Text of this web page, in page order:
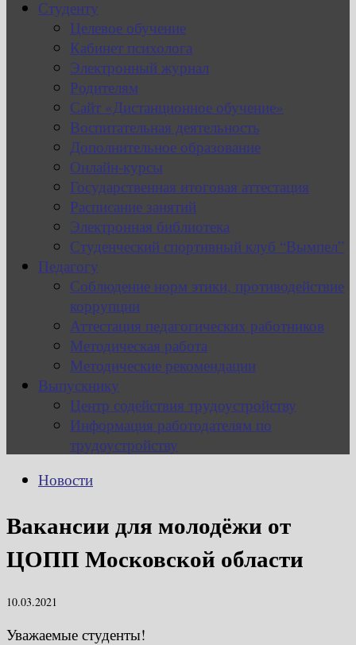
Студенту
Целевое обучение
Кабинет психолога
Электронный журнал
Родителям
Сайт «Дистанционное обучение»
Воспитательная деятельность
Дополнительное образование
Онлайн-курсы
Государственная итоговая аттестация
Расписание занятий
Электронная библиотека
Студенческий спортивный клуб “Вымпел”
Педагогу
Соблюдение норм этики, противодействие
коррупции
Аттестация педагогических работников
Методическая работа
Методические рекомендации
Выпускнику
Центр содействия трудоустройству
Информация работодателям по
трудоустройству
Новости
Вакансии для молодёжи от
ЦОПП Московской области
10.03.2021
Уважаемые студенты!